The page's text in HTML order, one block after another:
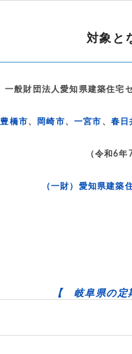
対象と
一般財団法人愛知県建築住宅
豊橋市、 岡崎市、一宮市 、 春日
（令和6
（一財）愛知県建
【 岐阜県の